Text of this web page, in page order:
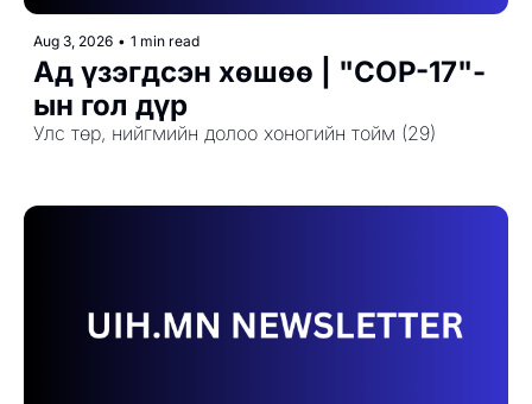
Aug 3, 2026 • 1 min read
Ад үзэгдсэн хөшөө | "СОР-17"-
ын гол дүр
Улс төр, нийгмийн долоо хоногийн тойм (29)